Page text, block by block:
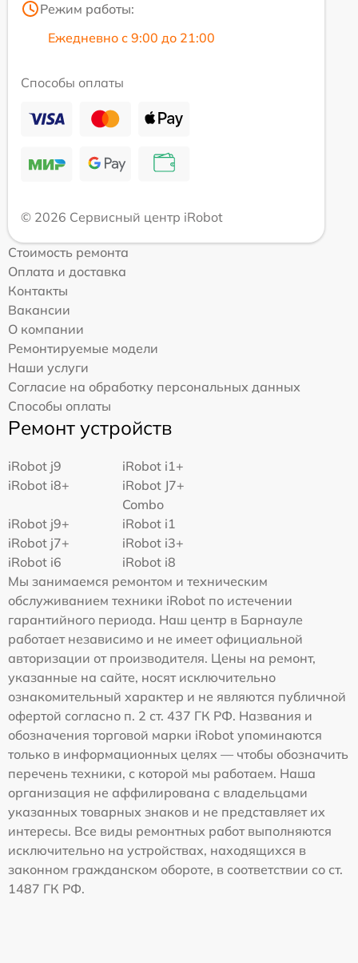
Режим работы:
Ежедневно с 9:00 до 21:00
Способы оплаты
© 2026 Сервисный центр iRobot
Стоимость ремонта
Оплата и доставка
Контакты
Вакансии
О компании
Ремонтируемые модели
Наши услуги
Согласие на обработку персональных данных
Способы оплаты
Ремонт устройств
iRobot j9
iRobot i1+
iRobot i8+
iRobot J7+
Combo
iRobot j9+
iRobot i1
iRobot j7+
iRobot i3+
iRobot i6
iRobot i8
Мы занимаемся ремонтом и техническим
обслуживанием техники iRobot по истечении
гарантийного периода. Наш центр в Барнауле
работает независимо и не имеет официальной
авторизации от производителя. Цены на ремонт,
указанные на сайте, носят исключительно
ознакомительный характер и не являются публичной
офертой согласно п. 2 ст. 437 ГК РФ. Названия и
обозначения торговой марки iRobot упоминаются
только в информационных целях — чтобы обозначить
перечень техники, с которой мы работаем. Наша
организация не аффилирована с владельцами
указанных товарных знаков и не представляет их
интересы. Все виды ремонтных работ выполняются
исключительно на устройствах, находящихся в
законном гражданском обороте, в соответствии со ст.
1487 ГК РФ.